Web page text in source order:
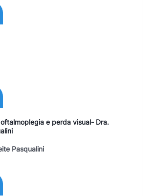
e perda visual- Dra.
Pasqualini